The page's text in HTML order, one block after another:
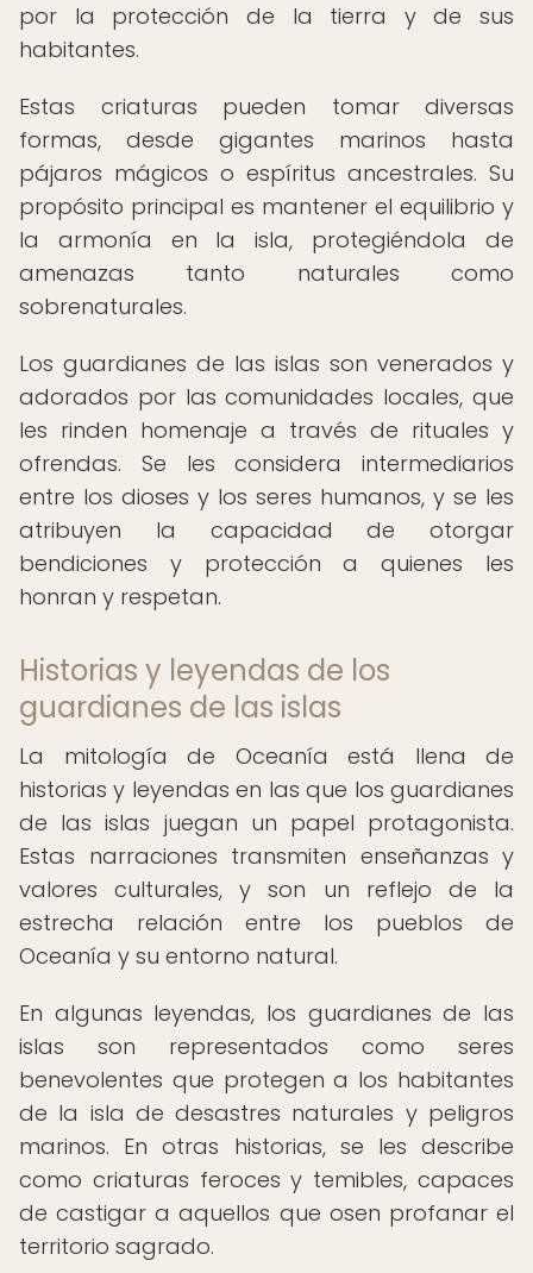
por la protección de la tierra y de sus
habitantes.
Estas criaturas pueden tomar diversas
formas, desde gigantes marinos hasta
pájaros mágicos o espíritus ancestrales. Su
propósito principal es mantener el equilibrio y
la armonía en la isla, protegiéndola de
amenazas tanto naturales como
sobrenaturales.
Los guardianes de las islas son venerados y
adorados por las comunidades locales, que
les rinden homenaje a través de rituales y
ofrendas. Se les considera intermediarios
entre los dioses y los seres humanos, y se les
atribuyen la capacidad de otorgar
bendiciones y protección a quienes les
honran y respetan.
Historias y leyendas de los
guardianes de las islas
La mitología de Oceanía está llena de
historias y leyendas en las que los guardianes
de las islas juegan un papel protagonista.
Estas narraciones transmiten enseñanzas y
valores culturales, y son un reflejo de la
estrecha relación entre los pueblos de
Oceanía y su entorno natural.
En algunas leyendas, los guardianes de las
islas son representados como seres
benevolentes que protegen a los habitantes
de la isla de desastres naturales y peligros
marinos. En otras historias, se les describe
como criaturas feroces y temibles, capaces
de castigar a aquellos que osen profanar el
territorio sagrado.